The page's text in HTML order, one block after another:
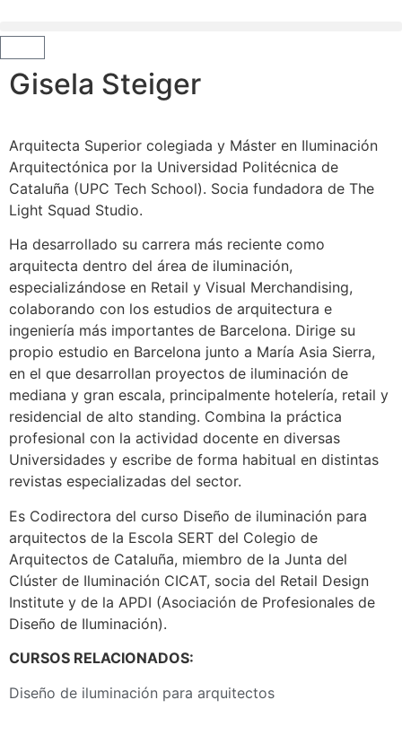
Gisela Steiger
Arquitecta Superior colegiada y Máster en Iluminación
Arquitectónica por la Universidad Politécnica de
Cataluña (UPC Tech School). Socia fundadora de The
Light Squad Studio.
Ha desarrollado su carrera más reciente como
arquitecta dentro del área de iluminación,
especializándose en Retail y Visual Merchandising,
colaborando con los estudios de arquitectura e
ingeniería más importantes de Barcelona. Dirige su
propio estudio en Barcelona junto a María Asia Sierra,
en el que desarrollan proyectos de iluminación de
mediana y gran escala, principalmente hotelería, retail y
residencial de alto standing. Combina la práctica
profesional con la actividad docente en diversas
Universidades y escribe de forma habitual en distintas
revistas especializadas del sector.
Es Codirectora del curso Diseño de iluminación para
arquitectos de la Escola SERT del Colegio de
Arquitectos de Cataluña, miembro de la Junta del
Clúster de Iluminación CICAT, socia del Retail Design
Institute y de la APDI (Asociación de Profesionales de
Diseño de Iluminación).
CURSOS RELACIONADOS:
Diseño de iluminación para arquitectos